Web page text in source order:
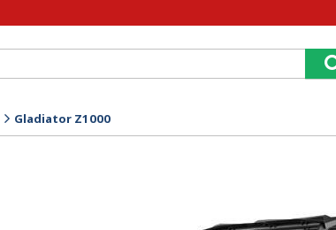
Gladiator Z1000